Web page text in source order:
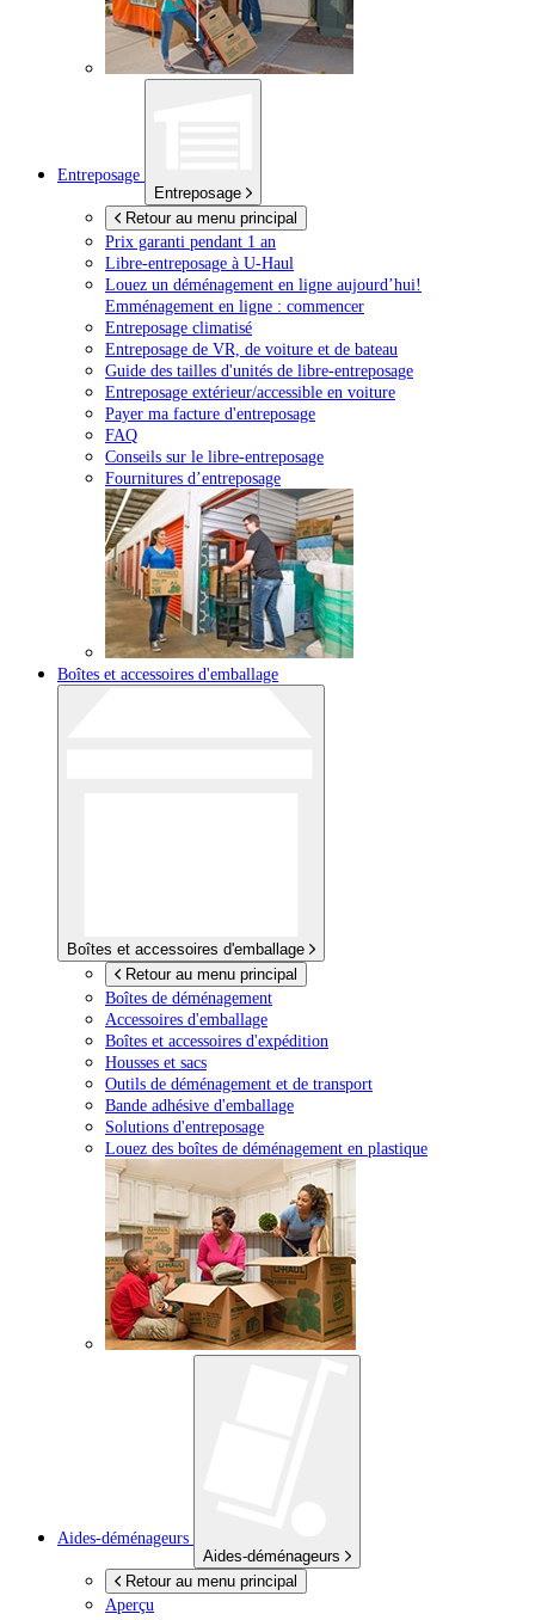
Entreposage
Entreposage
Retour au menu principal
Prix garanti pendant 1 an
Libre-entreposage à U-Haul
Louez un déménagement en ligne aujourd’hui!
Emménagement en ligne : commencer
Entreposage climatisé
Entreposage de VR, de voiture et de bateau
Guide des tailles d'unités de libre-entreposage
Entreposage extérieur/accessible en voiture
Payer ma facture d'entreposage
FAQ
Conseils sur le libre-entreposage
Fournitures d’entreposage
Boîtes et accessoires d'emballage
Boîtes et accessoires d'emballage
Retour au menu principal
Boîtes de déménagement
Accessoires d'emballage
Boîtes et accessoires d'expédition
Housses et sacs
Outils de déménagement et de transport
Bande adhésive d'emballage
Solutions d'entreposage
Louez des boîtes de déménagement en plastique
Aides-déménageurs
Aides-déménageurs
Retour au menu principal
Aperçu